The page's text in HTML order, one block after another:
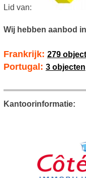
Lid van:
Wij hebben aanbod
Frankrijk: 279
Portugal: 3 objecten
Kantoorinformatie: